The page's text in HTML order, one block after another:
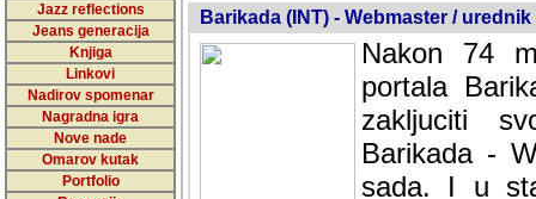
Jazz reflections
Jeans generacija
Knjiga
Linkovi
Nadirov spomenar
Nagradna igra
Nove nade
Omarov kutak
Portfolio
Barikada (INT) - Webmaster / urednik
Nakon 74
portala
zakljuciti
Barikada -
sada. I u